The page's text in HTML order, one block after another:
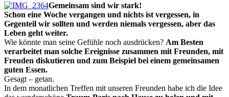
Gemeinsam sind wir stark!
Schon eine Woche vergangen und nichts ist vergessen, in
Gegenteil wir sollten und werden niemals vergessen, aber das
Leben geht weiter.
Wie könnte man seine Gefühle noch ausdrücken? Am Besten
verarbeitet man solche Ereignisse zusammen mit Freunden, mit
Freuden diskutieren und zum Beispiel bei einem gemeinsamen
guten Essen.
Gesagt – getan.
In dem monatlichen Treffen mit unseren Freunden habe ich die Idee